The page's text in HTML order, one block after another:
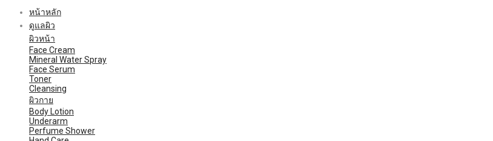
หน้าหลัก
ดูแลผิว
ผิวหน้า
Face Cream
Mineral Water Spray
Face Serum
Toner
Cleansing
ผิวกาย
Body Lotion
Underarm
Perfume Shower